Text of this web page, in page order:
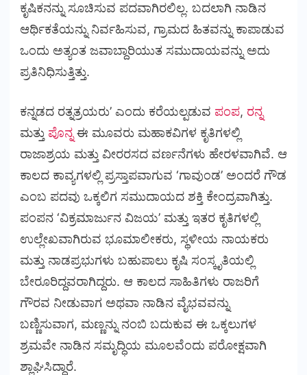
ಕೃಷಿಕನನ್ನು ಸೂಚಿಸುವ ಪದವಾಗಿರಲಿಲ್ಲ. ಬದಲಾಗಿ ನಾಡಿನ
ಆರ್ಥಿಕತೆಯನ್ನು ನಿರ್ವಹಿಸುವ, ಗ್ರಾಮದ ಹಿತವನ್ನು ಕಾಪಾಡುವ
ಒಂದು ಅತ್ಯಂತ ಜವಾಬ್ದಾರಿಯುತ ಸಮುದಾಯವನ್ನು ಅದು
ಪ್ರತಿನಿಧಿಸುತ್ತಿತ್ತು.
ಕನ್ನಡದ ರತ್ನತ್ರಯರು’ ಎಂದು ಕರೆಯಲ್ಪಡುವ ಪಂಪ, ರನ್ನ
ಮತ್ತು ಪೊನ್ನಈ ಮೂವರು ಮಹಾಕವಿಗಳ ಕೃತಿಗಳಲ್ಲಿ
ರಾಜಾಶ್ರಯ ಮತ್ತು ವೀರರಸದ ವರ್ಣನೆಗಳು ಹೇರಳವಾಗಿವೆ. ಆ
ಕಾಲದ ಕಾವ್ಯಗಳಲ್ಲಿ ಪ್ರಸ್ತಾಪವಾಗುವ ‘ಗಾವುಂಡ’ ಅಂದರೆ ಗೌಡ
ಎಂಬ ಪದವು ಒಕ್ಕಲಿಗ ಸಮುದಾಯದ ಶಕ್ತಿ ಕೇಂದ್ರವಾಗಿತ್ತು.
ಪಂಪನ ‘ವಿಕ್ರಮಾರ್ಜುನ ವಿಜಯ’ ಮತ್ತು ಇತರ ಕೃತಿಗಳಲ್ಲಿ
ಉಲ್ಲೇಖವಾಗಿರುವ ಭೂಮಾಲೀಕರು, ಸ್ಥಳೀಯ ನಾಯಕರು
ಮತ್ತು ನಾಡಪ್ರಭುಗಳು ಬಹುಪಾಲು ಕೃಷಿ ಸಂಸ್ಕೃತಿಯಲ್ಲಿ
ಬೇರೂರಿದ್ದವರಾಗಿದ್ದರು. ಆ ಕಾಲದ ಸಾಹಿತಿಗಳು ರಾಜರಿಗೆ
ಗೌರವ ನೀಡುವಾಗ ಅಥವಾ ನಾಡಿನ ವೈಭವವನ್ನು
ಬಣ್ಣಿಸುವಾಗ, ಮಣ್ಣನ್ನು ನಂಬಿ ಬದುಕುವ ಈ ಒಕ್ಕಲುಗಳ
ಶ್ರಮವೇ ನಾಡಿನ ಸಮೃದ್ಧಿಯ ಮೂಲವೆಂದು ಪರೋಕ್ಷವಾಗಿ
ಶ್ಲಾಘಿಸಿದ್ದಾರೆ.